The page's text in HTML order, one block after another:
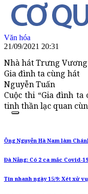
Văn hóa
21/09/2021 20:31
Nhà hát Trưng
Gia đình ta cùng hát
Nguyễn Tuấn
Cuộc thi “Gia đình
tinh thần lạc quan
Ông Nguyễn Hà Nam làm
Đà Nẵng: Có 2 ca mắc Covid-
Tin nhanh ngày 15/9: Xét xử